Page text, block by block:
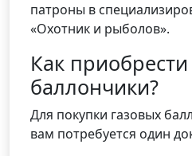
патроны в
«Охотник и рыболов».
Как
баллончики?
Для покупки газовых
вам потребуется один